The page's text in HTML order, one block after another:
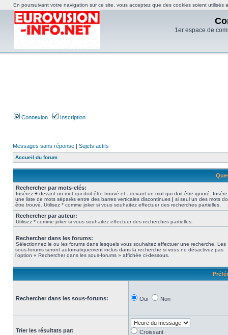
1er espace de
Connexion Inscription
Messages sans réponse | Sujets actifs
Accueil du forum
Rechercher par mots-clés:
Insérez + devant un mot qui doit être trouvé et - devant un mot qui doit être ignoré.
une liste de mots séparés entre des barres verticales discontinues | si seul un des mots
être trouvé. Utilisez * comme joker si vous souhaitez effectuer des recherches partielles.
Rechercher par auteur:
Utilisez * comme joker si vous souhaitez effectuer des recherches partielles.
Rechercher dans les forums:
Sélectionnez le ou les forums dans lesquels vous souhaitez effectuer une recherche. Les
sous-forums seront automatiquement inclus dans la recherche si vous ne désactivez pas
l’option « Rechercher dans les sous-forums » affichée ci-dessous.
Rechercher dans les sous-forums: Oui Non
Trier les résultats par:
Croissant
En poursuivant votre navigation sur ce site, vous acceptez que des cookies soient